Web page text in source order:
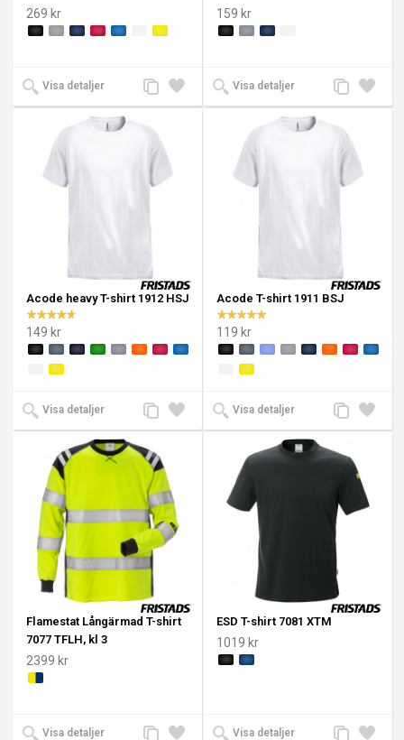
269 kr
Visa detaljer
Lägg
till i
Lägg
till
159 kr
Visa detaljer
Lägg
till i
Lägg
till
Acode heavy T-shirt 1912 HSJ
149 kr
Visa detaljer
Lägg
till i
Lägg
till
Acode T-shirt 1911 BSJ
119 kr
Visa detaljer
Lägg
till i
Lägg
till
Flamestat Långärmad T-shirt
7077 TFLH, kl 3
2399 kr
Visa detaljer
Lägg
Lägg
ESD T-shirt 7081 XTM
1019 kr
Visa detaljer
Lägg
Lägg